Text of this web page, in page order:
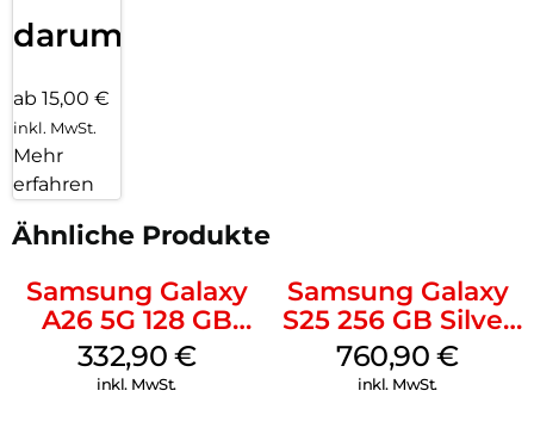
darum!
ab 15,00 €
inkl. MwSt.
Mehr
erfahren
Ähnliche Produkte
Samsung Galaxy
A26 5G 128 GB
White
332,90 €
inkl. MwSt.
Samsung Galaxy
S25 256 GB Silver
Shadow
760,90€
inkl. MwSt.